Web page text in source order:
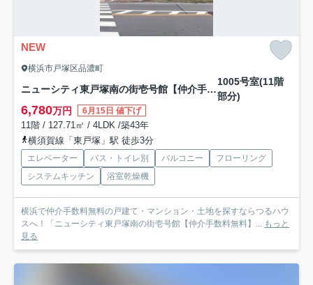
NEW
横浜市戸塚区品濃町
ニューシティ東戸塚南の街壱号館【仲介手数料無料】
1005号室(11階
部分)
6,780万円 6月15日 値下げ
11階 / 127.71㎡ / 4LDK /築43年
横須賀線「東戸塚」駅 徒歩3分
エレベーター バス・トイレ別 バルコニー
フローリング
システムキッチン
浴室乾燥機
横浜で仲介手数料無料の戸建て・マンション・土地を探すならつるハウ
スへ！「ニューシティ東戸塚南の街壱号館【仲介手数料無料】... もっと
見る